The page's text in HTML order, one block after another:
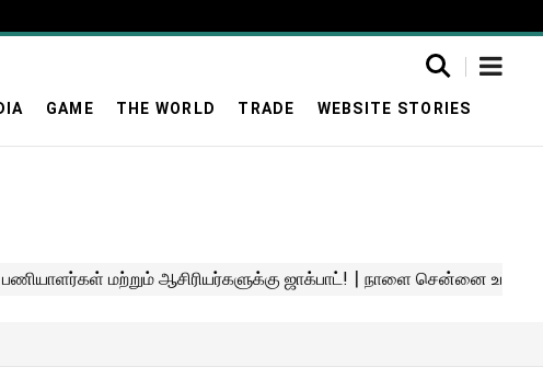
GAME THE WORLD TRADE WEBSITE STORIES